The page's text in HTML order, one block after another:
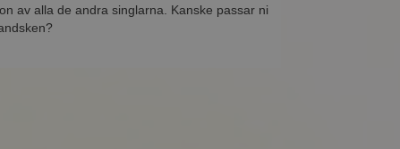
av alla de andra singlarna. Kanske passar ni